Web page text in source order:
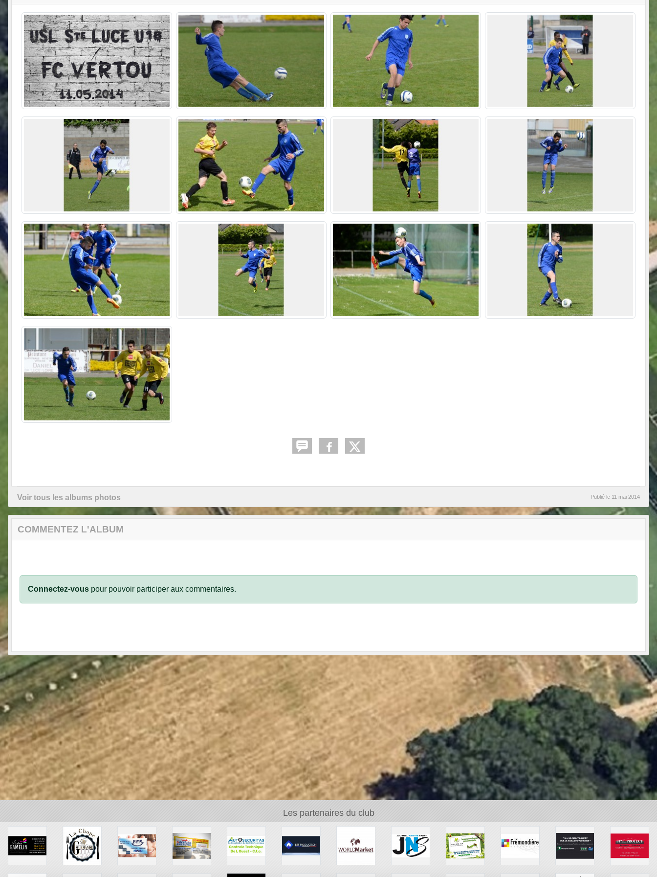
Voir tous les albums photos Publié le 11 mai 2014
COMMENTEZ L'ALBUM
Connectez-vous pour pouvoir participer aux commentaires.
Les partenaires du club